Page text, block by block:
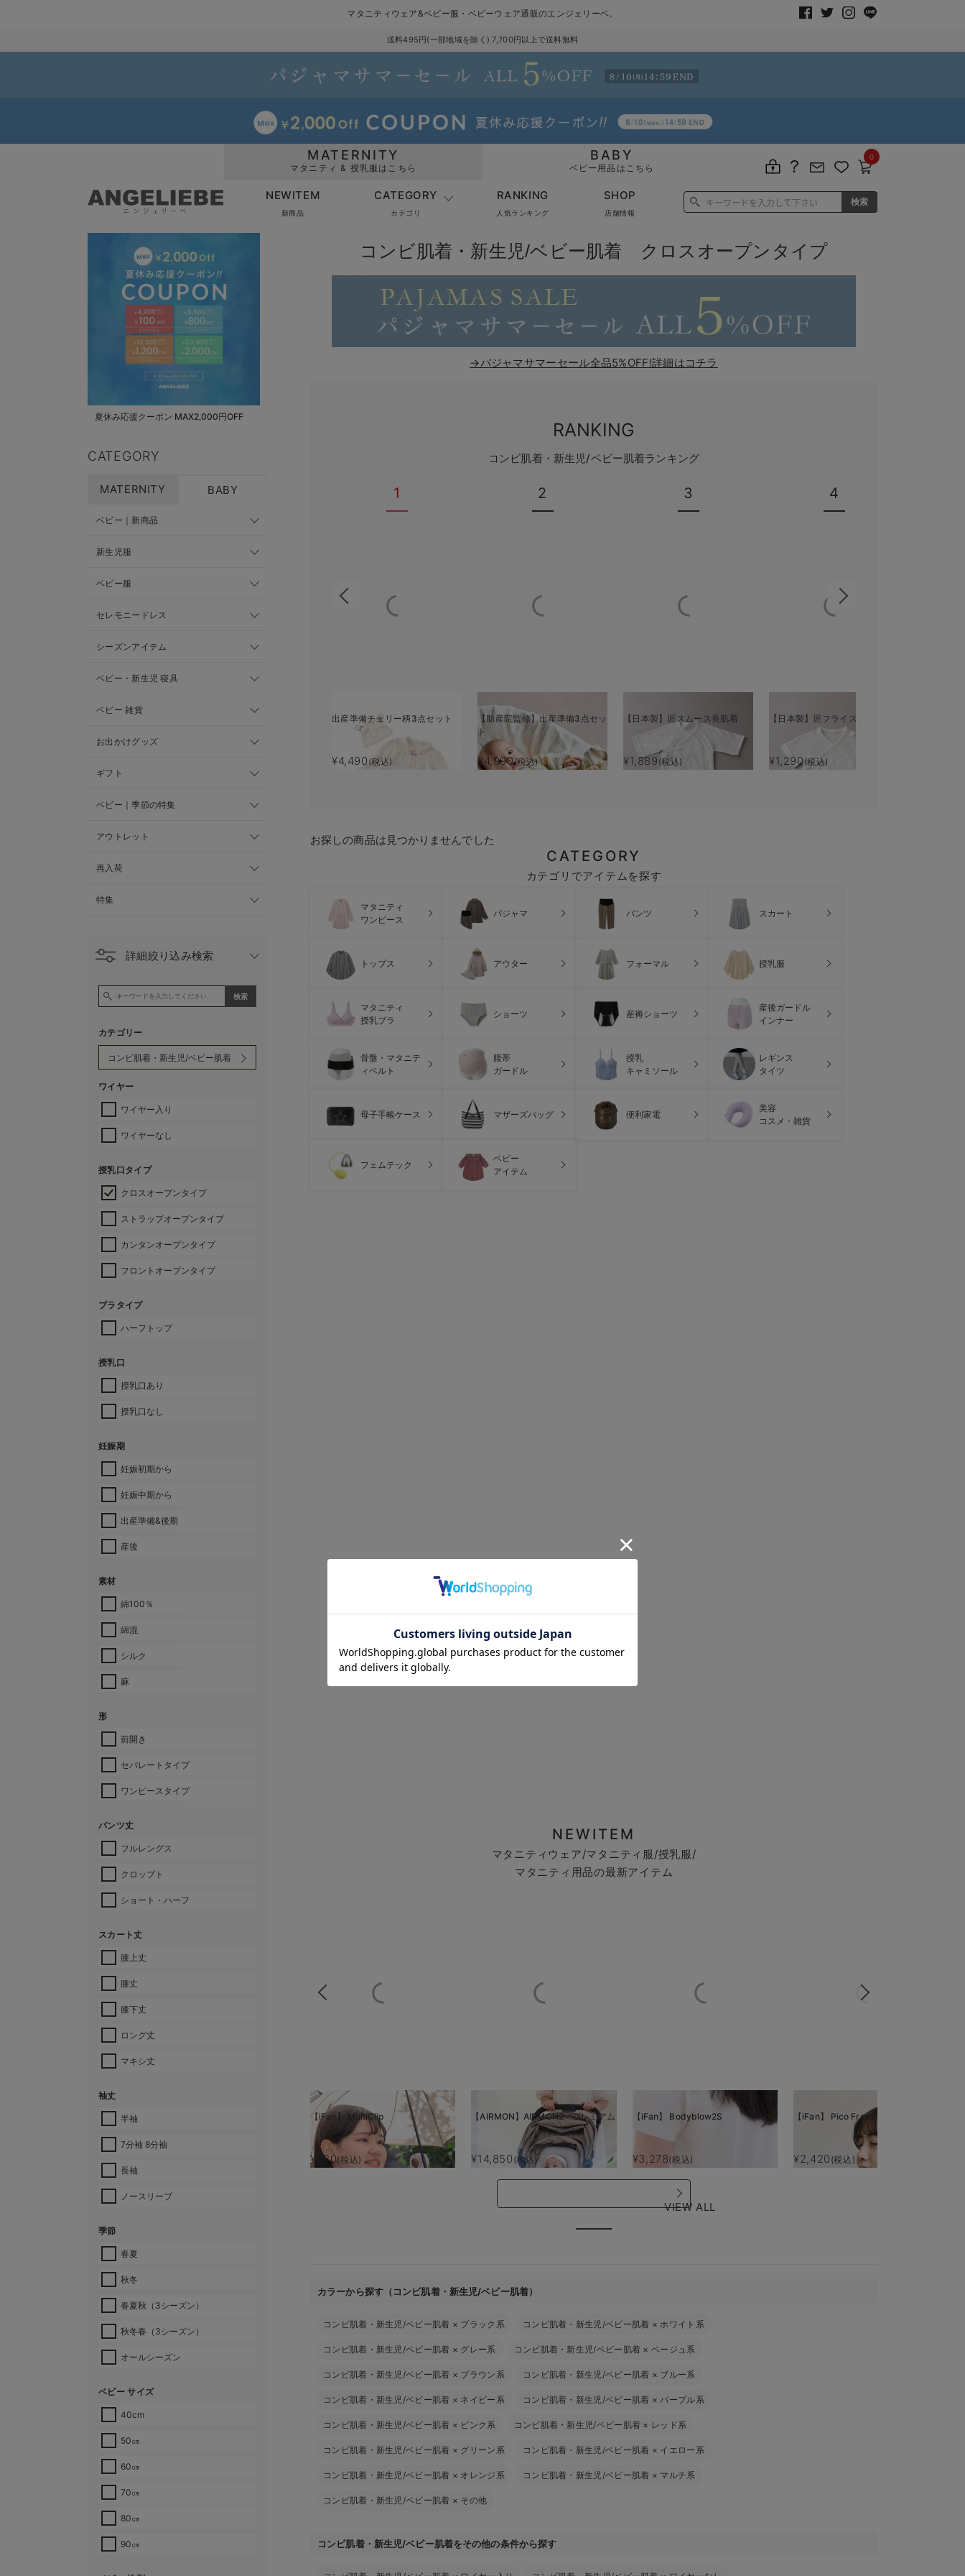
マタニティウェア&ベビー服・ベビーウェア通販のエンジェリーベ。
送料495円(一部地域を除く) 7,700円以上で送料無料
MATERNITY
マタニティ & 授乳服はこちら
BABY
ベビー用品はこちら
0
NEWITEM
新商品
CATEGORY
カテゴリ
RANKING
人気ランキング
SHOP
店舗情報
夏休み応援クーポン MAX2,000円OFF
CATEGORY
MATERNITY BABY
ベビー｜新商品
新生児服
ベビー服
セレモニードレス
シーズンアイテム
ベビー・新生児 寝具
ベビー 雑貨
お出かけグッズ
ギフト
ベビー｜季節の特集
アウトレット
再入荷
特集
詳細絞り込み検索
カテゴリー
ワイヤー
ワイヤー入り
ワイヤーなし
授乳口タイプ
クロスオープンタイプ
ストラップオープンタイプ
カンタンオープンタイプ
フロントオープンタイプ
ブラタイプ
ハーフトップ
授乳口
授乳口あり
授乳口なし
妊娠期
妊娠初期から
妊娠中期から
出産準備&後期
産後
素材
綿100％
綿混
シルク
麻
形
前開き
セパレートタイプ
ワンピースタイプ
パンツ丈
フルレングス
クロップト
ショート・ハーフ
スカート丈
膝上丈
膝丈
膝下丈
ロング丈
マキシ丈
袖丈
半袖
7分袖 8分袖
長袖
ノースリーブ
季節
春夏
秋冬
春夏秋（3シーズン）
秋冬春（3シーズン）
オールシーズン
ベビー サイズ
40cm
50㎝
60㎝
70㎝
80㎝
90㎝
コンビ肌着・新生児/ベビー肌着 クロスオープンタイプ
→パジャマサマーセール全品5%OFF!詳細はコチラ
RANKING
コンビ肌着・新生児/ベビー肌着ランキング
1
出産準備チェリー柄3点セット
¥4,490 (税込)
2
【助産院監修】出産準備3点セッ
ト
¥4,990(税込)
3
【日本製】匠スムース長肌着
¥1,889 (税込)
4
【日本製】匠フライス短肌着
¥1,290(税込)
お探しの商品は見つかりませんでした
CATEGORY
カテゴリでアイテムを探す
マタニティ
ワンピース
パジャマ パンツ スカート
トップス アウター フォーマル 授乳服
マタニティ
授乳ブラ
ショーツ 産褥ショーツ
産後ガードル
インナー
骨盤・マタニテ
ィベルト
腹帯
ガードル
授乳
キャミソール
レギンス
タイツ
母子手帳ケース マザーズバッグ 便利家電
美容
コスメ・雑貨
フェムテック
ベビー
アイテム
NEWITEM
マタニティウェア/マタニティ服/授乳服/
マタニティ用品の最新アイテム
【iFan】 MultiClip
¥880(税込)
【AIRMON】AIRMON2 プレミアム
¥14,850 (税込)
【iFan】 Bodyblow2S
¥3,278(税込)
【iFan】 Pico Freeze
¥2,420 (税込)
VIEW ALL
カラーから探す（コンビ肌着・新生児/ベビー肌着）
コンビ肌着・新生児/ベビー肌着 × ブラック系 コンビ肌着・新生児/ベビー肌着 × ホワイト系
コンビ肌着・新生児/ベビー肌着 × グレー系 コンビ肌着・新生児/ベビー肌着 ×ベージュ系
コンビ肌着・新生児/ベビー肌着 × ブラウン系 コンビ肌着・新生児/ベビー肌着 × ブルー系
コンビ肌着・新生児/ベビー肌着 × ネイビー系 コンビ肌着・新生児/ベビー肌着 × パープル系
コンビ肌着・新生児/ベビー肌着 × ピンク系 コンビ肌着・新生児/ベビー肌着 × レッド系
コンビ肌着・新生児/ベビー肌着 × グリーン系 コンビ肌着・新生児/ベビー肌着 × イエロー系
コンビ肌着・新生児/ベビー肌着 × オレンジ系 コンビ肌着・新生児/ベビー肌着 × マルチ系
コンビ肌着・新生児/ベビー肌着 × その他
コンビ肌着・新生児/ベビー肌着をその他の条件から探す
お気に入り商品を確認する